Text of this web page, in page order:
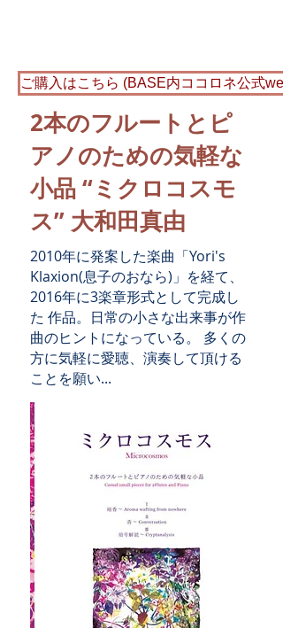
2本のフルートとピ
アノのための気軽な
小品 “ミクロコスモ
ス” 大和田真由
2010年に発案した楽曲「Yori's
Klaxion(息子のおなら)」を経て、
2016年に3楽章形式として完成し
た 作品。日常の小さな出来事が作
曲のヒントになっている。 多くの
方に気軽に愛聴、演奏して頂ける
ことを願い...
ご購入はこちら (BASE内ココロネ公式